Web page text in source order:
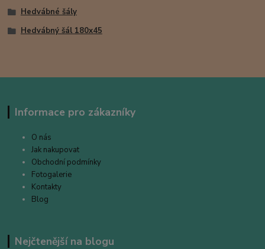
Hedvábné šály
Hedvábný šál 180x45
Informace pro zákazníky
O nás
Jak nakupovat
Obchodní podmínky
Fotogalerie
Kontakty
Blog
Nejčtenější na blogu